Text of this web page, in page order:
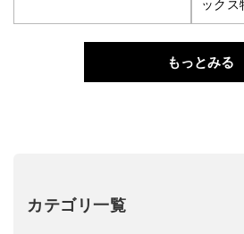
ックス
もっとみる
カテゴリ一覧